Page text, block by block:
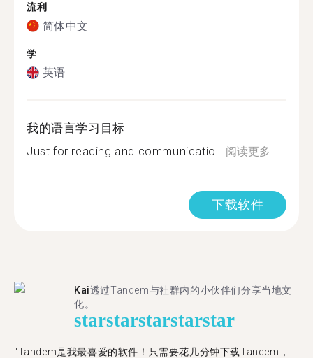
流利
简体中文
学
英语
我的语言学习目标
Just for reading and communicatio...阅读更多
下载软件
Kai透过Tandem与社群内的小伙伴们分享当地文
化。
starstarstarstarstar
"Tandem是我最喜爱的软件！只需要花几分钟下载Tandem，